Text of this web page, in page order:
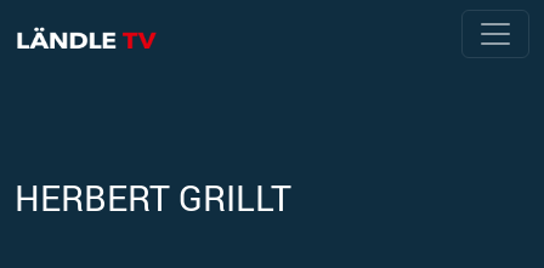
HERBERT GRILLT